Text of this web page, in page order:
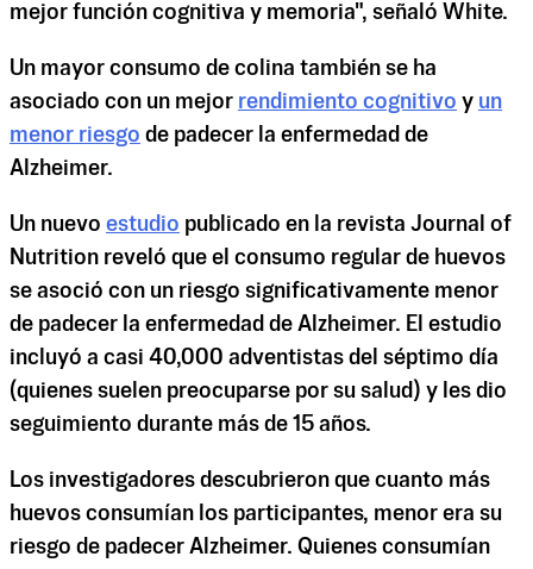
mejor función cognitiva y memoria", señaló White.
Un mayor consumo de colina también se ha
asociado con un mejor rendimiento cognitivo y un
menor riesgo de padecer la enfermedad de
Alzheimer.
Un nuevo estudio publicado en la revista Journal of
Nutrition reveló que el consumo regular de huevos
se asoció con un riesgo significativamente menor
de padecer la enfermedad de Alzheimer. El estudio
incluyó a casi 40,000 adventistas del séptimo día
(quienes suelen preocuparse por su salud) y les dio
seguimiento durante más de 15 años.
Los investigadores descubrieron que cuanto más
huevos consumían los participantes, menor era su
riesgo de padecer Alzheimer. Quienes consumían